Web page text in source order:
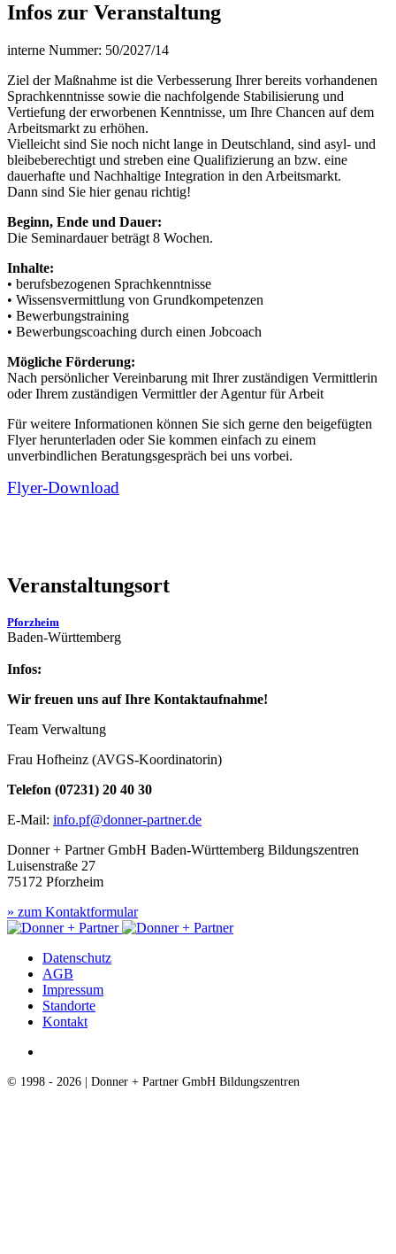
Infos zur Veranstaltung
interne Nummer: 50/2027/14
Ziel der Maßnahme ist die Verbesserung Ihrer bereits vorhandenen
Sprachkenntnisse sowie die nachfolgende Stabilisierung und
Vertiefung der erworbenen Kenntnisse, um Ihre Chancen auf dem
Arbeitsmarkt zu erhöhen.
Vielleicht sind Sie noch nicht lange in Deutschland, sind asyl- und
bleibeberechtigt und streben eine Qualifizierung an bzw. eine
dauerhafte und Nachhaltige Integration in den Arbeitsmarkt.
Dann sind Sie hier genau richtig!
Beginn, Ende und Dauer:
Die Seminardauer beträgt 8 Wochen.
Inhalte:
• berufsbezogenen Sprachkenntnisse
• Wissensvermittlung von Grundkompetenzen
• Bewerbungstraining
• Bewerbungscoaching durch einen Jobcoach
Mögliche Förderung:
Nach persönlicher Vereinbarung mit Ihrer zuständigen Vermittlerin
oder Ihrem zuständigen Vermittler der Agentur für Arbeit
Für weitere Informationen können Sie sich gerne den beigefügten
Flyer herunterladen oder Sie kommen einfach zu einem
unverbindlichen Beratungsgespräch bei uns vorbei.
Flyer-Download
Veranstaltungsort
Pforzheim
Baden-Württemberg
Infos:
Wir freuen uns auf Ihre Kontaktaufnahme!
Team Verwaltung
Frau Hofheinz (AVGS-Koordinatorin)
Telefon (07231) 20 40 30
E-Mail: info.pf@donner-partner.de
Donner + Partner GmbH Baden-Württemberg Bildungszentren
Luisenstraße 27
75172 Pforzheim
» zum Kontaktformular
Datenschutz
AGB
Impressum
Standorte
Kontakt
© 1998 - 2026 | Donner + Partner GmbH Bildungszentren